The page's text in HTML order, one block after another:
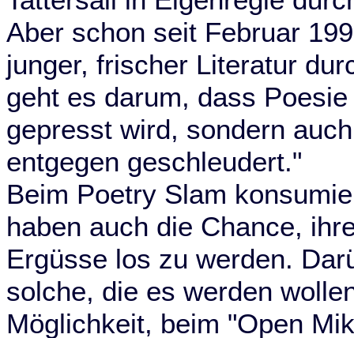
Aber schon seit Februar
junger, frischer Literatur
geht es darum, dass
gepresst wird, sondern
entgegen geschleudert."
Beim Poetry Slam
haben auch die Chance,
Ergüsse los zu werden.
solche, die es werden
Möglichkeit, beim "Open